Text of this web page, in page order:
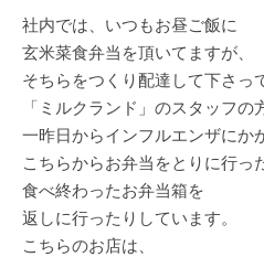
社内では、いつもお昼ご飯に
玄米菜食弁当を頂いてますが、
そちらをつくり配達して下さっ
「ミルクランド」のスタッフの
一昨日からインフルエンザにか
こちらからお弁当をとりに行っ
食べ終わったお弁当箱を
返しに行ったりしています。
こちらのお店は、